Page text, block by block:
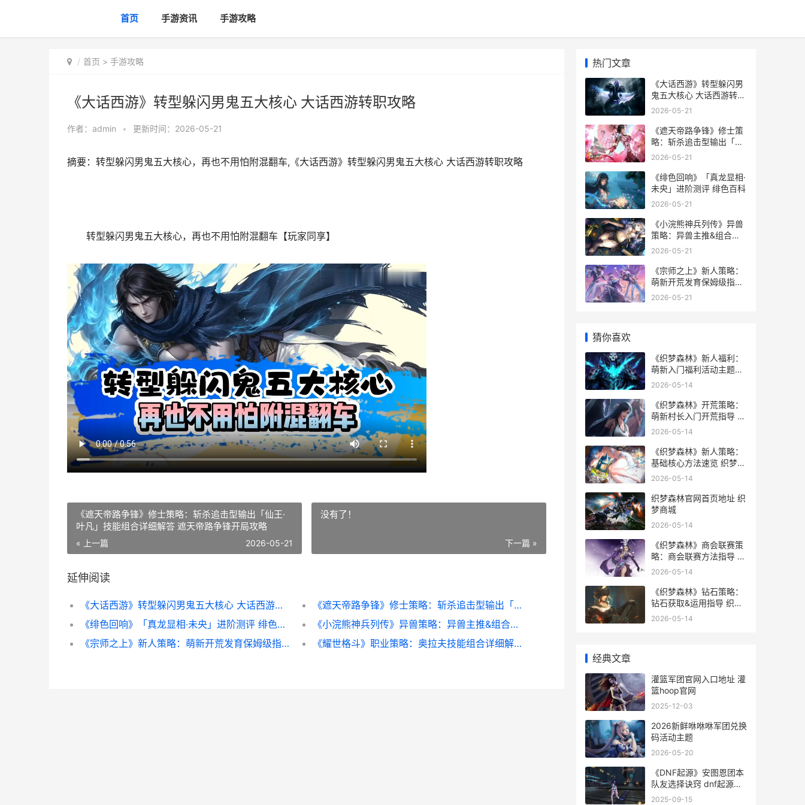
首页 手游资讯 手游攻略
首页 > 手游攻略
《大话西游》转型躲闪男鬼五大核心 大话西游转职攻略
作者： admin • 更新时间：2026-05-21
摘要：转型躲闪男鬼五大核心，再也不用怕附混翻车,《大话西游》转型躲闪男鬼五大核心 大话西游转职攻略
转型躲闪男鬼五大核心，再也不用怕附混翻车【玩家同享】
《遮天帝路争锋》修士策略：斩杀追击型输出「仙王·
叶凡」技能组合详细解答 遮天帝路争锋开局攻略
« 上一篇 2026-05-21
没有了！
下一篇 »
延伸阅读
《大话西游》转型躲闪男鬼五大核心 大话西游转职攻略
《遮天帝路争锋》修士策略：斩杀追击型输出「仙王·叶凡」技能组合详细解答 遮天帝路争锋开局攻略
《绯色回响》「真龙显相·未央」进阶测评 绯色百科
《小浣熊神兵列传》异兽策略：异兽主推&组合养成指导 小浣熊封神
《宗师之上》新人策略：萌新开荒发育保姆级指导 宗师之力以前叫什么名字
《耀世格斗》职业策略：奥拉夫技能组合详细解答 耀世格斗攻略
热门文章
《大话西游》转型躲闪男
鬼五大核心 大话西游转职
攻略
2026-05-21
《遮天帝路争锋》修士策
略：斩杀追击型输出「仙
王·叶凡」技能组合详细解
2026-05-21
《绯色回响》「真龙显相·
未央」进阶测评 绯色百科
2026-05-21
《小浣熊神兵列传》异兽
策略：异兽主推&组合养
成指导 小浣熊封神
2026-05-21
《宗师之上》新人策略：
萌新开荒发育保姆级指导
宗师之力以前叫什么名字
2026-05-21
猜你喜欢
《织梦森林》新人福利：
萌新入门福利活动主题盘
点 织梦岛 森林
2026-05-14
《织梦森林》开荒策略：
萌新村长入门开荒指导 织
梦limit
2026-05-14
《织梦森林》新人策略：
基础核心方法速览 织梦岛
迷雾森林
2026-05-14
织梦森林官网首页地址 织
梦商城
2026-05-14
《织梦森林》商会联赛策
略：商会联赛方法指导 织
梦岛 迷雾森林
2026-05-14
《织梦森林》钻石策略：
钻石获取&运用指导 织梦
岛 迷雾森林
2026-05-14
经典文章
灌篮军团官网入口地址 灌
篮hoop官网
2025-12-03
2026新鲜咻咻咻军团兑换
码活动主题
2026-05-20
《DNF起源》安图恩团本
队友选择诀窍 dnf起源背
景故事
2025-09-15